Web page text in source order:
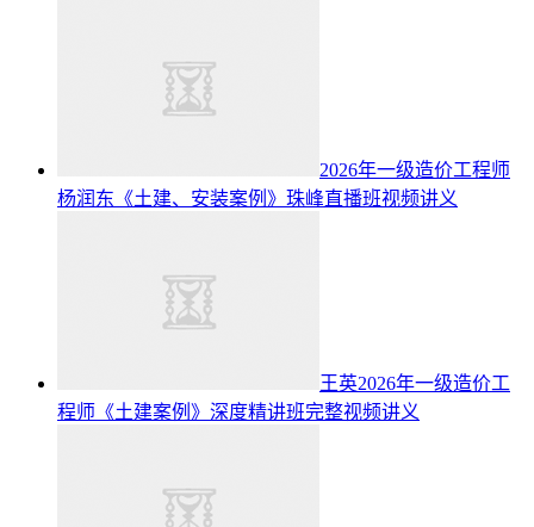
2026年一级造价工程师
杨润东《土建、安装案例》珠峰直播班视频讲义
王英2026年一级造价工
程师《土建案例》深度精讲班完整视频讲义